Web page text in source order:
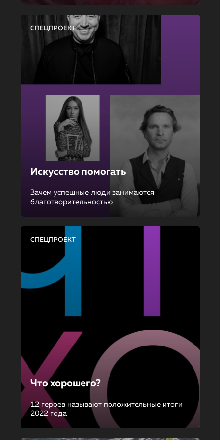
СПЕЦПРОЕКТ
Искусство помогать
Зачем успешные люди занимаются
благотворительностью
СПЕЦПРОЕКТ
Что хорошего?
12 героев называют положительные итоги
2022 года